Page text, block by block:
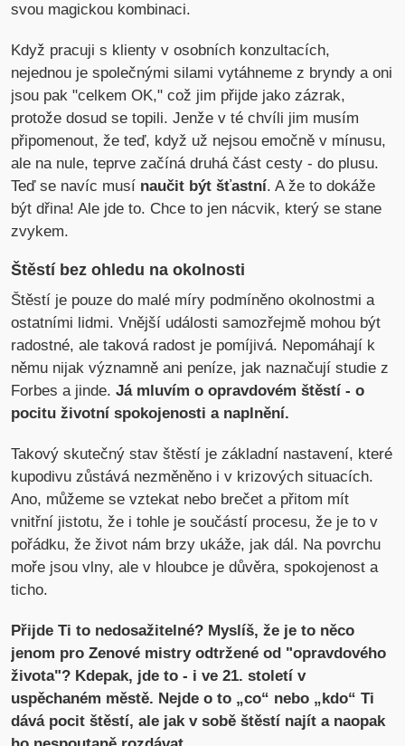
svou magickou kombinaci.
Když pracuji s klienty v osobních konzultacích,
nejednou je společnými silami vytáhneme z bryndy a oni
jsou pak "celkem OK," což jim přijde jako zázrak,
protože dosud se topili. Jenže v té chvíli jim musím
připomenout, že teď, když už nejsou emočně v mínusu,
ale na nule, teprve začíná druhá část cesty - do plusu.
Teď se navíc musí naučit být šťastní. A že to dokáže
být dřina! Ale jde to. Chce to jen nácvik, který se stane
zvykem.
Štěstí bez ohledu na okolnosti
Štěstí je pouze do malé míry podmíněno okolnostmi a
ostatními lidmi. Vnější události samozřejmě mohou být
radostné, ale taková radost je pomíjivá. Nepomáhají k
němu nijak významně ani peníze, jak naznačují studie z
Forbes a jinde.Já mluvím o opravdovém štěstí - o
pocitu životní spokojenosti a naplnění.
Takový skutečný stav štěstí je základní nastavení, které
kupodivu zůstává nezměněno i v krizových situacích.
Ano, můžeme se vztekat nebo brečet a přitom mít
vnitřní jistotu, že i tohle je součástí procesu, že je to v
pořádku, že život nám brzy ukáže, jak dál. Na povrchu
moře jsou vlny, ale v hloubce je důvěra, spokojenost a
ticho.
Přijde Ti to nedosažitelné? Myslíš, že je to něco
jenom pro Zenové mistry odtržené od "opravdového
života"? Kdepak, jde to - i ve 21. století v
uspěchaném městě. Nejde o to „co“ nebo „kdo“ Ti
dává pocit štěstí, ale jak v sobě štěstí najít a naopak